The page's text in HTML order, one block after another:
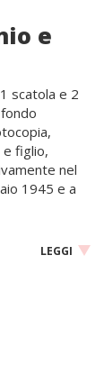
e
scatola e 2
e figlio,
nel
1945 e a
LEGGI